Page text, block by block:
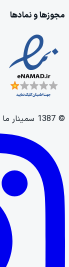
مجوزها و نمادها
©
1387 سمینار ما